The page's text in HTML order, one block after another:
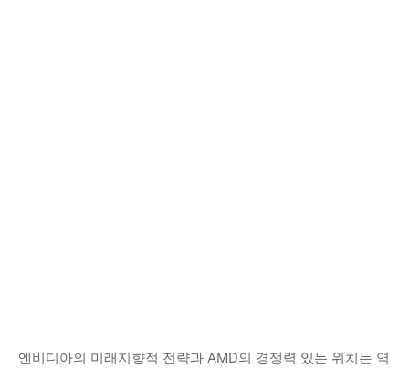
엔비디아의 미래지향적 전략과 AMD의 경쟁력 있는 위치는 역